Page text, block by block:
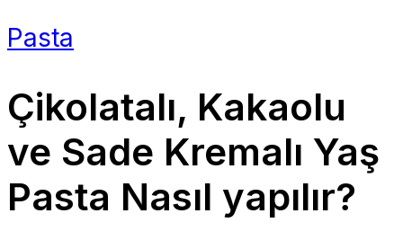
Pasta
Çikolatalı, Kakaolu
ve Sade Kremalı Yaş
Pasta Nasıl yapılır?